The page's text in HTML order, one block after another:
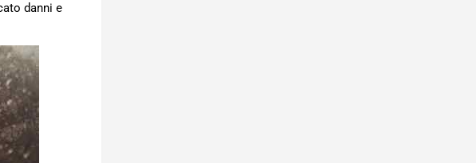
danni e